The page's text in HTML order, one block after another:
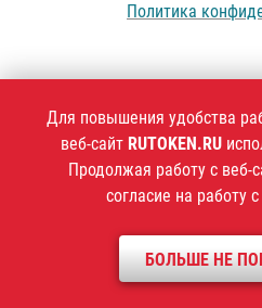
Политика
Для повышения удобства
веб-сайт RUTOKEN.RU
Продолжая работу с веб-
согласие на работу
БОЛЬШЕ НЕ